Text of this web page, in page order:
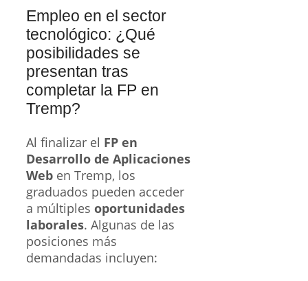
Empleo en el sector
tecnológico: ¿Qué
posibilidades se
presentan tras
completar la FP en
Tremp?
Al finalizar el FP en
Desarrollo de Aplicaciones
Web en Tremp, los
graduados pueden acceder
a múltiples oportunidades
laborales. Algunas de las
posiciones más
demandadas incluyen: